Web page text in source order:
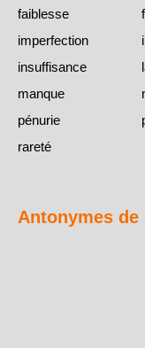
faiblesse
imperfection
insuffisance
manque
pénurie
rareté
Antonymes de